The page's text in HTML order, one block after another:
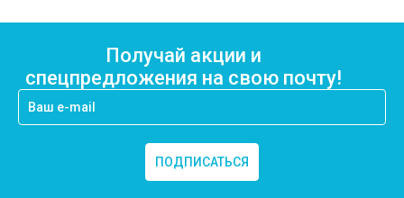
Получай акции и
спецпредложения на свою почту!
ПОДПИСАТЬСЯ